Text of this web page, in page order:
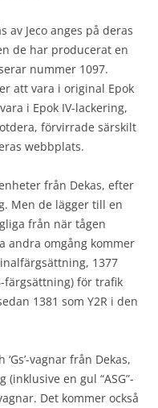
av Jeco anges på deras
de har producerat en
nummer 1097.
att vara i original Epok
i Epok IV-lackering,
förvirrade särskilt
webbplats.
från Dekas, efter
Men de lägger till en
från när tågen
andra omgång kommer
1377
färgsättning) för trafik
1381 som Y2R i den
vagnar från Dekas,
en gul “ASG”-
Det kommer också